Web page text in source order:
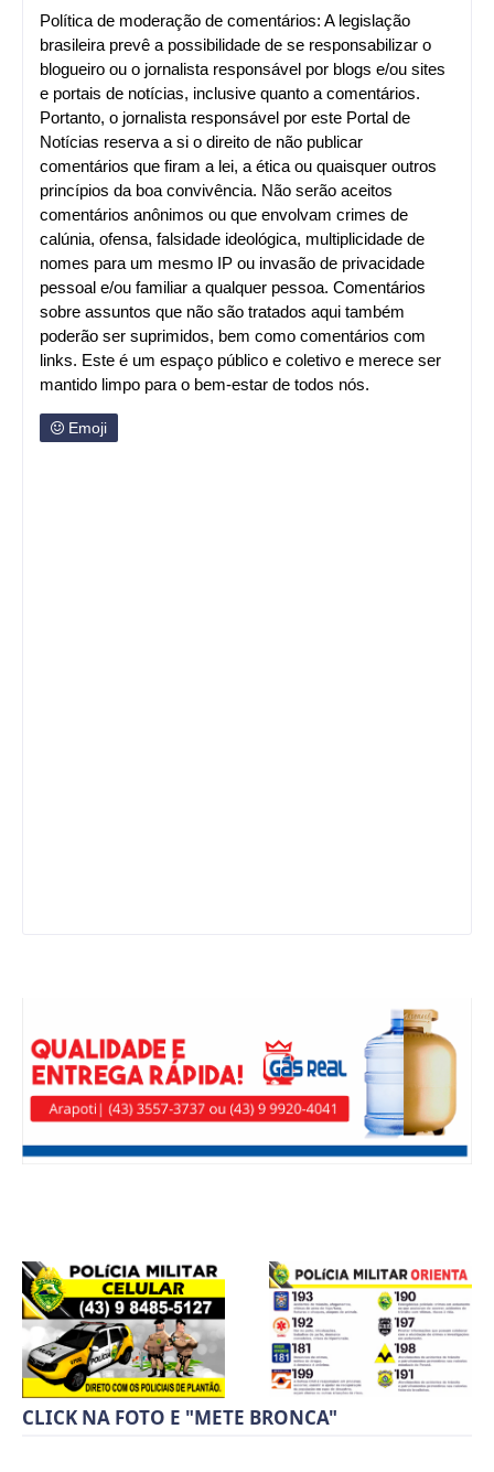
Política de moderação de comentários: A legislação
brasileira prevê a possibilidade de se responsabilizar o
blogueiro ou o jornalista responsável por blogs e/ou sites
e portais de notícias, inclusive quanto a comentários.
Portanto, o jornalista responsável por este Portal de
Notícias reserva a si o direito de não publicar
comentários que firam a lei, a ética ou quaisquer outros
princípios da boa convivência. Não serão aceitos
comentários anônimos ou que envolvam crimes de
calúnia, ofensa, falsidade ideológica, multiplicidade de
nomes para um mesmo IP ou invasão de privacidade
pessoal e/ou familiar a qualquer pessoa. Comentários
sobre assuntos que não são tratados aqui também
poderão ser suprimidos, bem como comentários com
links. Este é um espaço público e coletivo e merece ser
mantido limpo para o bem-estar de todos nós.
Emoji
CLICK NA FOTO E "METE BRONCA"